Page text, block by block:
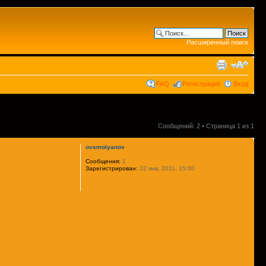
Расширенный поиск
FAQ Регистрация Вход
Сообщений: 2 • Страница 1 из 1
ovsmolyanov
Сообщения: 1
Зарегистрирован: 22 янв, 2011, 15:00